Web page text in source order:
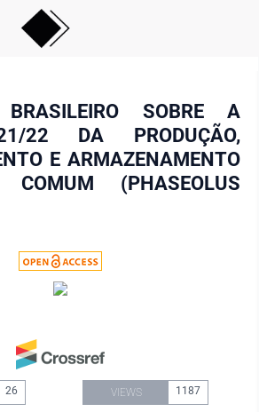
BRASILEIRO SOBRE A
22 DA PRODUÇÃO,
E ARMAZENAMENTO
(PHASEOLUS
26 VIEWS 1187